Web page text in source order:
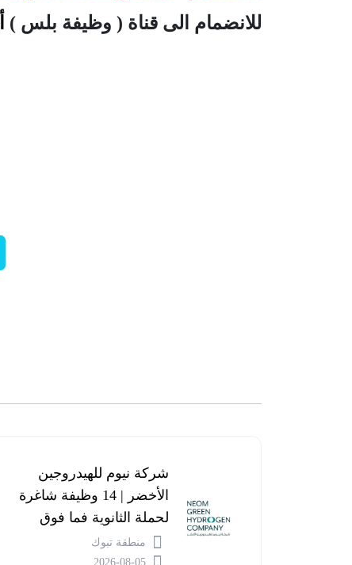
للانضمام الى قناة ( وظيفة بلس )
شركة نيوم للهيدروجين
الأخضر | 14 وظيفة شاغرة
لحملة الثانوية فما فوق
منطقة تبوك